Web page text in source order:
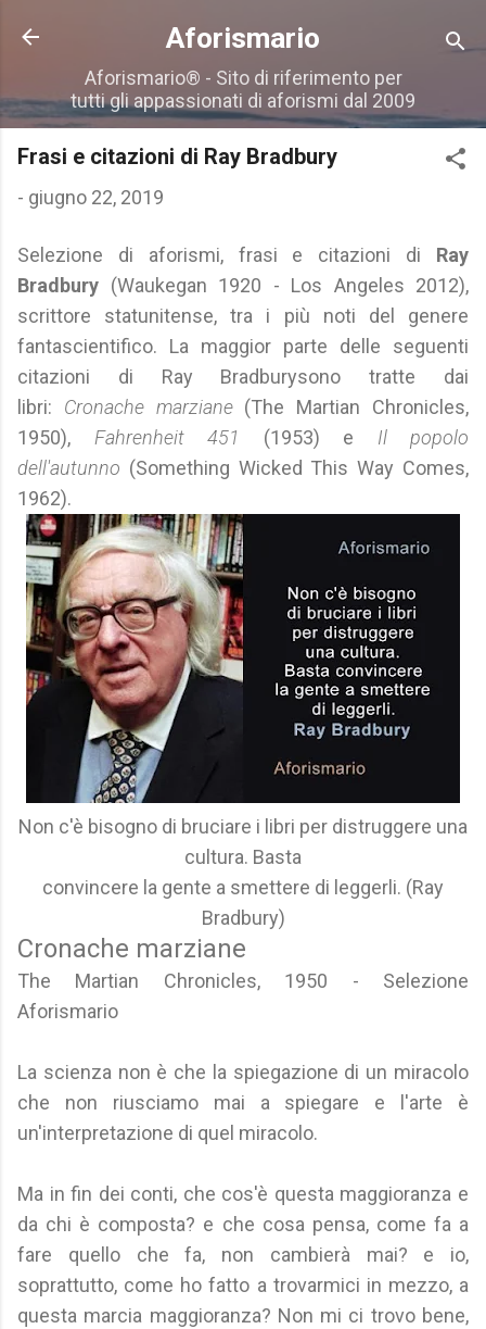
Passa ai contenuti principali
Aforismario
Aforismario® - Sito di riferimento per
tutti gli appassionati di aforismi dal 2009
Frasi e citazioni di Ray Bradbury
- giugno 22, 2019
Selezione di aforismi, frasi e citazioni di Ray
Bradbury (Waukegan 1920 - Los Angeles 2012),
scrittore statunitense, tra i più noti del genere
fantascientifico. La maggior parte delle seguenti
citazioni di Ray Bradburysono tratte dai
libri: Cronache marziane(The Martian Chronicles,
1950), Fahrenheit 451 (1953) e Il popolo
dell'autunno (Something Wicked This Way Comes,
1962).
Non c'è bisogno di bruciare i libri per distruggere una
cultura. Basta
convincere la gente a smettere di leggerli. (Ray
Bradbury)
Cronache marziane
The Martian Chronicles, 1950 - Selezione
Aforismario
La scienza non è che la spiegazione di un miracolo
che non riusciamo mai a spiegare e l'arte è
un'interpretazione di quel miracolo.
Ma in fin dei conti, che cos'è questa maggioranza e
da chi è composta? e che cosa pensa, come fa a
fare quello che fa, non cambierà mai? e io,
soprattutto, come ho fatto a trovarmici in mezzo, a
questa marcia maggioranza? Non mi ci trovo bene,